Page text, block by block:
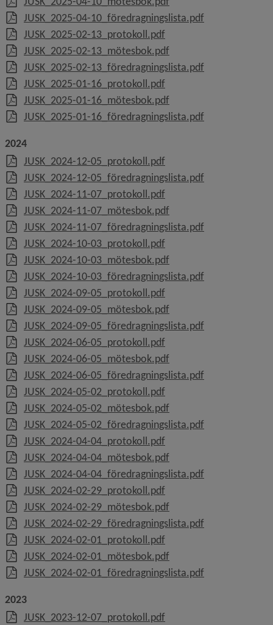
JUSK_2025-04-10_föredragningslista.pdf, 529.3 kB,
JUSK_2025-02-13_protokoll.pdf, 701.6 kB, öppnas i
JUSK_2025-02-13_mötesbok.pdf, 6.9 MB, öppnas i nytt
JUSK_2025-02-13_föredragningslista.pdf, 420.3 kB,
JUSK_2025-01-16_protokoll.pdf, 1.1 MB, öppnas i nytt
JUSK_2025-01-16_mötesbok.pdf, 3.7 MB, öppnas i nytt
JUSK_2025-01-16_föredragningslista.pdf, 411.5 kB,
2024
JUSK_2024-12-05_protokoll.pdf, 1.1 MB, öppnas i nytt
JUSK_2024-12-05_föredragningslista.pdf, 531.7 kB,
JUSK_2024-11-07_protokoll.pdf, 1.3 MB, öppnas i nytt
JUSK_2024-11-07_mötesbok.pdf, 8.8 MB, öppnas i nytt
JUSK_2024-11-07_föredragningslista.pdf, 544.2 kB,
JUSK_2024-10-03_protokoll.pdf, 1.1 MB, öppnas i nytt
JUSK_2024-10-03_mötesbok.pdf, 10 MB, öppnas i nytt
JUSK_2024-10-03_föredragningslista.pdf, 534.2 kB,
JUSK_2024-09-05_protokoll.pdf, 1.1 MB, öppnas i nytt
JUSK_2024-09-05_mötesbok.pdf, 7.3 MB, öppnas i nytt
JUSK_2024-09-05_föredragningslista.pdf, 531.6 kB,
JUSK_2024-06-05_protokoll.pdf, 594.2 kB, öppnas i
JUSK_2024-06-05_mötesbok.pdf, 8.3 MB, öppnas i nytt
JUSK_2024-06-05_föredragningslista.pdf, 419.4 kB,
JUSK_2024-05-02_protokoll.pdf, 250.5 kB, öppnas i
JUSK_2024-05-02_mötesbok.pdf, 3.7 MB, öppnas i nytt
JUSK_2024-05-02_föredragningslista.pdf, 109.9 kB,
JUSK_2024-04-04_protokoll.pdf, 187.2 kB, öppnas i
JUSK_2024-04-04_mötesbok.pdf, 4.2 MB, öppnas i nytt
JUSK_2024-04-04_föredragningslista.pdf, 96.7 kB,
JUSK_2024-02-29_protokoll.pdf, 204.2 kB, öppnas i
JUSK_2024-02-29_mötesbok.pdf, 6 MB, öppnas i nytt
JUSK_2024-02-29_föredragningslista.pdf, 96.7 kB,
JUSK_2024-02-01_protokoll.pdf, 225.9 kB, öppnas i
JUSK_2024-02-01_mötesbok.pdf, 20.8 MB, öppnas i
JUSK_2024-02-01_föredragningslista.pdf, 106.5 kB,
2023
JUSK_2023-12-07_protokoll.pdf, 729.4 kB, öppnas i